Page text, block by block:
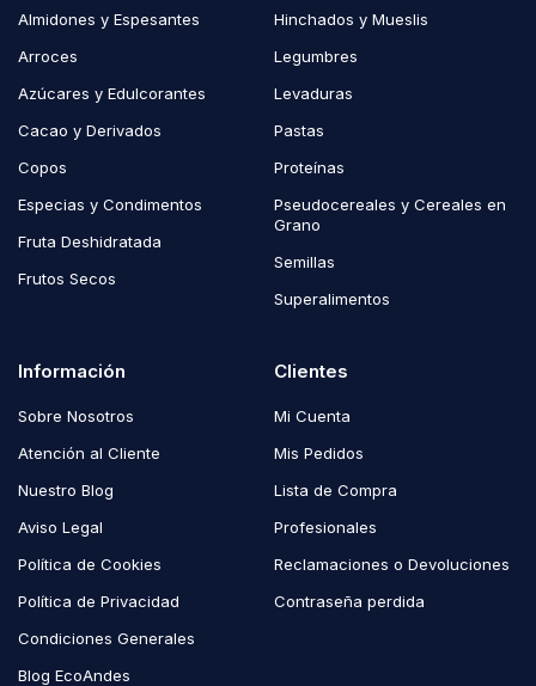
Almidones y Espesantes
Arroces
Azúcares y Edulcorantes
Cacao y Derivados
Copos
Especias y Condimentos
Fruta Deshidratada
Frutos Secos
Hinchados y Mueslis
Legumbres
Levaduras
Pastas
Proteínas
Pseudocereales y Cereales en
Grano
Semillas
Superalimentos
Información
Sobre Nosotros
Atención al Cliente
Nuestro Blog
Aviso Legal
Política de Cookies
Política de Privacidad
Condiciones Generales
Blog EcoAndes
Clientes
Mi Cuenta
Mis Pedidos
Lista de Compra
Profesionales
Reclamaciones o Devoluciones
Contraseña perdida